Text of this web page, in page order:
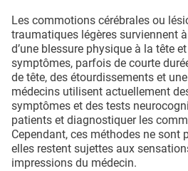
Les commotions cérébrales ou
traumatiques légères surviennent
d’une blessure physique à la tête
symptômes, parfois de courte
de tête, des étourdissements et
médecins utilisent actuellement
symptômes et des tests
patients et diagnostiquer les
Cependant, ces méthodes ne sont
elles restent sujettes aux
impressions du médecin.